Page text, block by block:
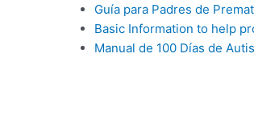
Guía para Padres de
Basic Information to help
Manual de 100 Días de